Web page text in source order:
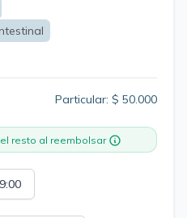
Particular: $ 50.000
el resto al reembolsar